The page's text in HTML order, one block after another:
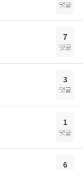
댓글
7
댓글
3
댓글
1
댓글
6